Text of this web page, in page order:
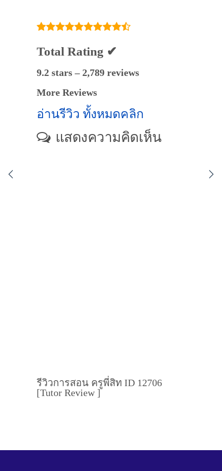
Total Rating ✔
9.2 stars – 2,789 reviews
More Reviews
อ่านรีวิว ทั้งหมดคลิก
แสดงความคิดเห็น
รีวิวการสอน ครูพี่สิท ID 12706
[Tutor Review ]